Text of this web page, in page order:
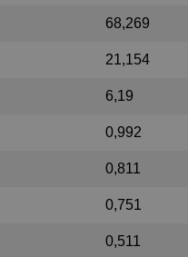
68,269
21,154
6,19
0,992
0,811
0,751
0,511